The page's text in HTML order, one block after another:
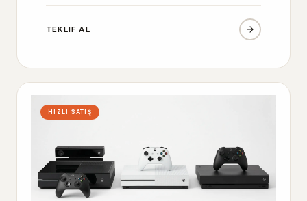
TEKLIF AL
HIZLI SATIŞ